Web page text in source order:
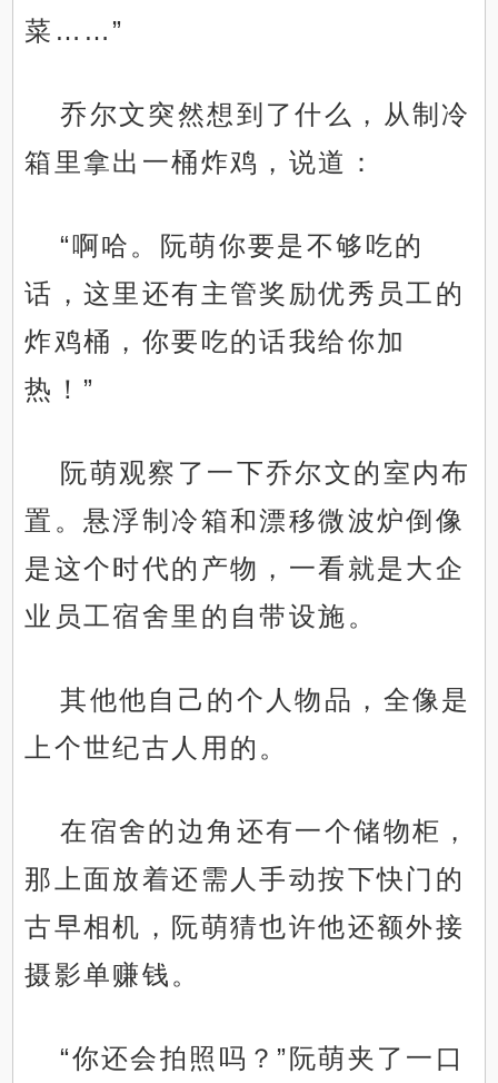
菜……”
乔尔文突然想到了什么，从制冷
箱里拿出一桶炸鸡，说道：
“啊哈。阮萌你要是不够吃的
话，这里还有主管奖励优秀员工的
炸鸡桶，你要吃的话我给你加
热！”
阮萌观察了一下乔尔文的室内布
置。悬浮制冷箱和漂移微波炉倒像
是这个时代的产物，一看就是大企
业员工宿舍里的自带设施。
其他他自己的个人物品，全像是
上个世纪古人用的。
在宿舍的边角还有一个储物柜，
那上面放着还需人手动按下快门的
古早相机，阮萌猜也许他还额外接
摄影单赚钱。
“你还会拍照吗？”阮萌夹了一口